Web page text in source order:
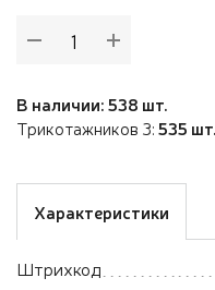
В наличии: 538 шт.
Трикотажников 3:535 шт.
Характеристики
Штрихкод